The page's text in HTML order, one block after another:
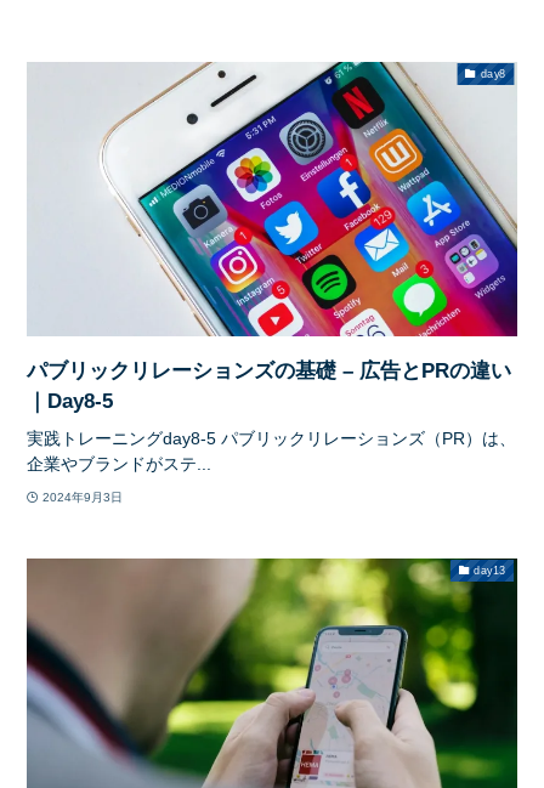
day8
パブリックリレーションズの基礎 – 広告とPRの違い
｜Day8-5
実践トレーニングday8-5 パブリックリレーションズ（PR）は、
企業やブランドがステ...
2024年9月3日
day13